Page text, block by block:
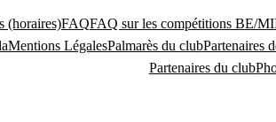
(horaires)FAQFAQ sur les compétitions BE/MI
Mentions LégalesPalmarès du clubPartenaires
Partenaires du club